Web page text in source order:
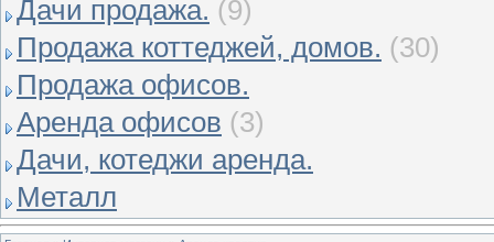
Дачи продажа. (9)
Продажа коттеджей, домов. (30)
Продажа офисов.
Аренда офисов (3)
Дачи, котеджи аренда.
Металл